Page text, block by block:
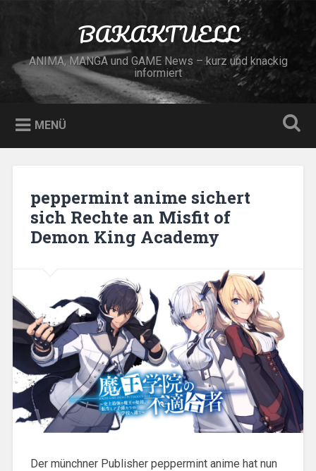
BAKAKTUELL
ANIMA, MANGA und GAME News – kurz und knackig
informiert
MENÜ
peppermint anime sichert
sich Rechte an Misfit of
Demon King Academy
Der münchner Publisher peppermint anime hat nun